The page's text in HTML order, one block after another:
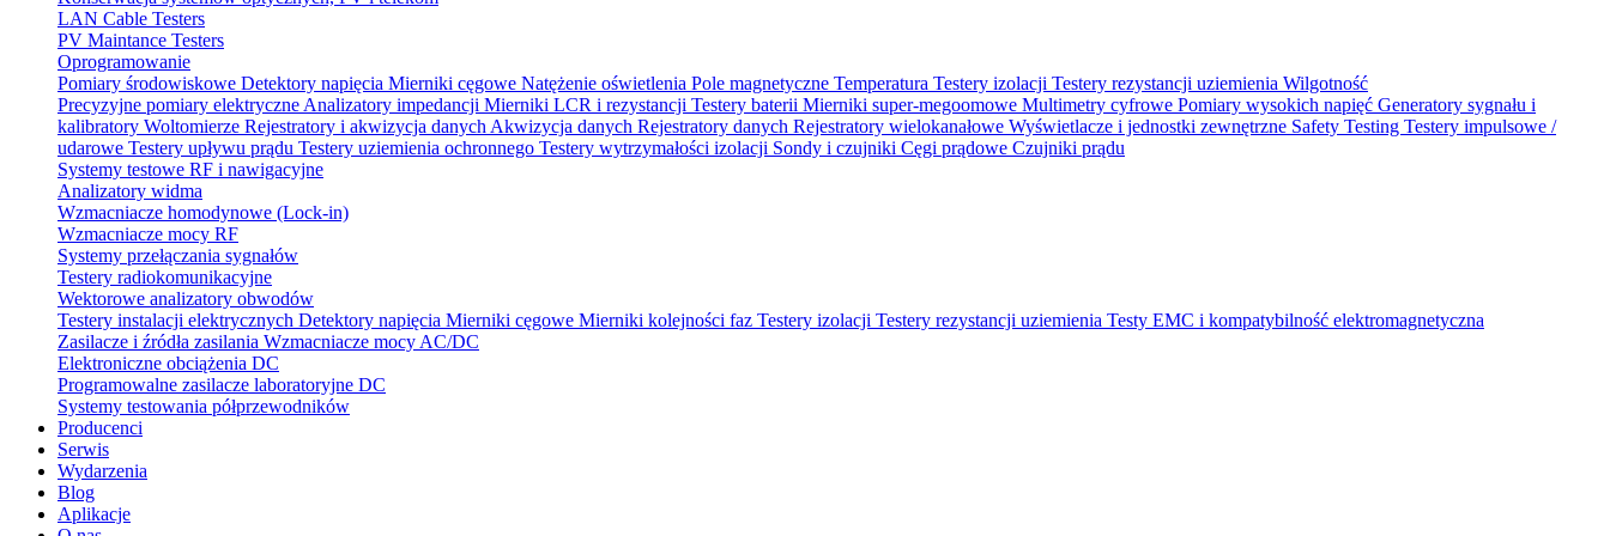
LAN Cable Testers
PV Maintance Testers
Oprogramowanie
Pomiary środowiskowe Detektory napięcia Mierniki cęgowe Natężenie oświetlenia Pole magnetyczne Temperatura Testery izolacji Testery rezystancji uziemienia Wilgotność
Precyzyjne pomiary elektryczne Analizatory impedancji Mierniki LCR i rezystancji Testery baterii Mierniki super-megoomowe Multimetry cyfrowe Pomiary wysokich napięć Generatory sygnału i
kalibratory Woltomierze Rejestratory i akwizycja danych Akwizycja danych Rejestratory danych Rejestratory wielokanałowe Wyświetlacze i jednostki zewnętrzne Safety Testing Testery impulsowe /
udarowe Testery upływu prądu Testery uziemienia ochronnego Testery wytrzymałości izolacji Sondy i czujniki Cęgi prądowe Czujniki prądu
Systemy testowe RF i nawigacyjne
Analizatory widma
Wzmacniacze homodynowe (Lock‑in)
Wzmacniacze mocy RF
Systemy przełączania sygnałów
Testery radiokomunikacyjne
Wektorowe analizatory obwodów
Testery instalacji elektrycznych Detektory napięcia Mierniki cęgowe Mierniki kolejności faz Testery izolacji Testery rezystancji uziemienia Testy EMC i kompatybilność elektromagnetyczna
Zasilacze i źródła zasilania Wzmacniacze mocy AC/DC
Elektroniczne obciążenia DC
Programowalne zasilacze laboratoryjne DC
Systemy testowania półprzewodników
Producenci
Serwis
Wydarzenia
Blog
Aplikacje